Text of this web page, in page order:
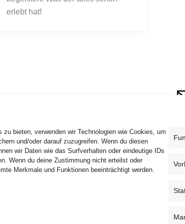
zu bieten, verwenden wir Technologien wie Cookies, um
und/oder darauf zuzugreifen. Wenn du diesen
wir Daten wie das Surfverhalten oder eindeutige IDs
Wenn du deine Zustimmung nicht erteilst oder
Merkmale und Funktionen beeinträchtigt werden.
erlebt hat!